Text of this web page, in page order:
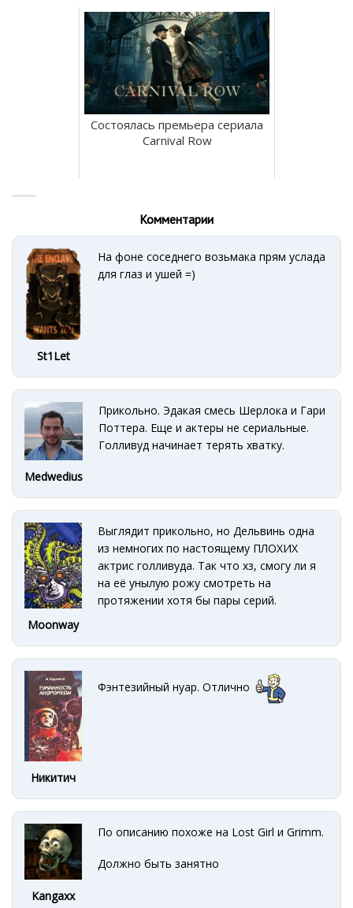
Состоялась премьера сериала
Carnival Row
Комментарии
St1Let
На фоне соседнего возьмака прям услада
для глаз и ушей =)
Medwedius
Прикольно. Эдакая смесь Шерлока и Гари
Поттера. Еще и актеры не сериальные.
Голливуд начинает терять хватку.
Moonway
Выглядит прикольно, но Дельвинь одна
из немногих по настоящему ПЛОХИХ
актрис голливуда. Так что хз, смогу ли я
на её унылую рожу смотреть на
протяжении хотя бы пары серий.
Никитич
Фэнтезийный нуар. Отлично
Kangaxx
По описанию похоже на Lost Girl и Grimm.
Должно быть занятно